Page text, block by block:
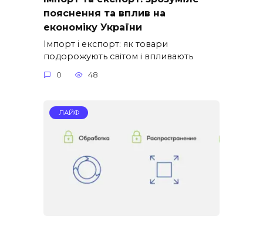
пояснення та вплив на
економіку України
Імпорт і експорт: як товари
подорожують світом і впливають
0 48
ЛАЙФ